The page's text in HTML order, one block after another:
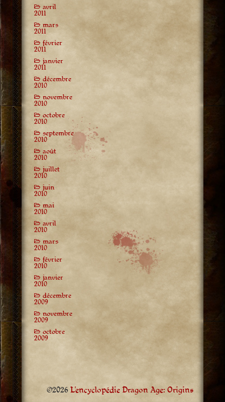
avril
2011
mars
2011
février
2011
janvier
2011
décembre
2010
novembre
2010
octobre
2010
septembre
2010
août
2010
juillet
2010
juin
2010
mai
2010
avril
2010
mars
2010
février
2010
janvier
2010
décembre
2009
novembre
2009
octobre
2009
©2026 L'encyclopédie Dragon Age: Origins